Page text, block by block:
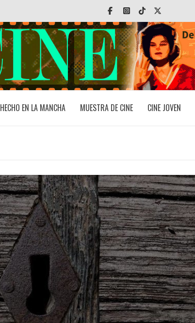
FacebookInstagram
Tiktok
HECHO EN LA MANCHA MUESTRA DE CINE CINE JOVEN